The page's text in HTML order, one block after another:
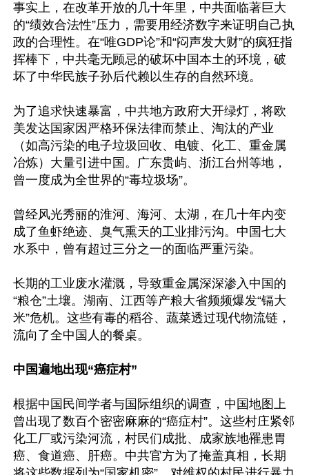
事实上，在改革开放的几十年里，中共面临著巨大
的“绩效合法性”压力，需要用经济数字来证明自己执
政的合理性。在“唯GDP论”和“闷声发大财”的疯狂指
挥棒下，中共毫无顾忌的破坏中国本土的环境，破
坏了中华民族子孙后代赖以生存的自然环境。
为了追求快速暴富，中共地方政府大开绿灯，将欧
美发达国家因严格环保法律而禁止、淘汰的产业
（如高污染的电子垃圾回收、电镀、化工、重金属
冶炼）大量引进中国。广东贵屿、浙江台州等地，
曾一度成为全世界的“毒垃圾场”。
曾经风光秀丽的淮河、海河、太湖，在几十年内变
成了鱼虾绝迹、臭气熏天的工业排污沟。中国七大
水系中，曾有超过三分之一的面临严重污染。
长期的工业废水灌溉，导致重金属深深渗入中国的
“粮仓”土壤。湖南、江西等产粮大省频频爆发“镉大
米”危机。这些有毒的稻谷、蔬菜透过现代物流链，
流向了全中国人的餐桌。
中国遍地出现“癌症村”
根据中国民间学者与国际组织的调查，中国地图上
曾出现了数百个密密麻麻的“癌症村”。这些村庄紧邻
化工厂或污染河流，村民们成批、成家族地罹患胃
癌、食道癌、肝癌。中共官方为了掩盖真相，长期